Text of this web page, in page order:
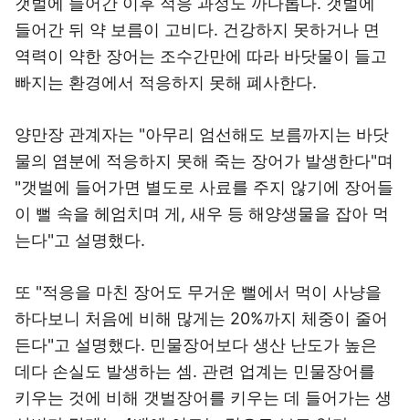
들어간 뒤 약 보름이 고비다. 건강하지 못하거나 면
역력이 약한 장어는 조수간만에 따라 바닷물이 들고
빠지는 환경에서 적응하지 못해 폐사한다.
양만장 관계자는 "아무리 엄선해도 보름까지는 바닷
물의 염분에 적응하지 못해 죽는 장어가 발생한다"며
"갯벌에 들어가면 별도로 사료를 주지 않기에 장어들
이 뻘 속을 헤엄치며 게, 새우 등 해양생물을 잡아 먹
는다"고 설명했다.
또 "적응을 마친 장어도 무거운 뻘에서 먹이 사냥을
하다보니 처음에 비해 많게는 20%까지 체중이 줄어
든다"고 설명했다. 민물장어보다 생산 난도가 높은
데다 손실도 발생하는 셈. 관련 업계는 민물장어를
키우는 것에 비해 갯벌장어를 키우는 데 들어가는 생